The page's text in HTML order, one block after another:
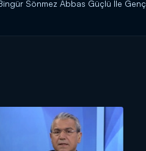
Sönmez Abbas Güçlü İle Genç
oldu? Harekat niçin başladı? 90